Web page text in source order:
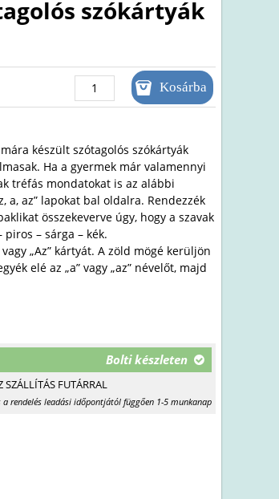
szókártyák
készült szótagolós szókártyák
Ha a gyermek már valamennyi
tréfás mondatokat is az alábbi
a, az” lapokat bal oldalra. Rendezzék
összekeverve úgy, hogy a szavak
– sárga – kék.
„Az” kártyát. A zöld mögé kerüljön
elé az „a” vagy „az” névelőt, majd
Bolti készleten
SZÁLLÍTÁS FUTÁRRAL
a rendelés leadási időpontjától függően 1-5 munkanap